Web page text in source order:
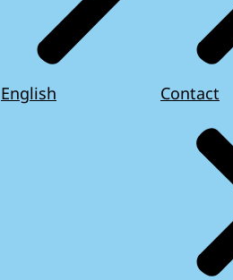
English Contact